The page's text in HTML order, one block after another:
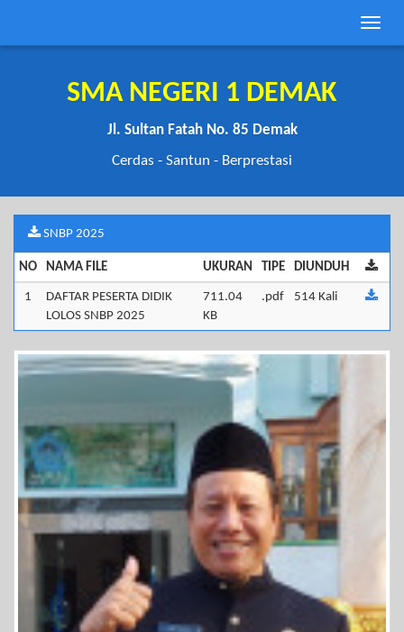
Toggle
SMA NEGERI 1 DEMAK
Jl. Sultan Fatah No. 85 Demak
Cerdas - Santun - Berprestasi
SNBP 2025
NO NAMA FILE UKURAN TIPE DIUNDUH
1
DAFTAR PESERTA DIDIK
LOLOS SNBP 2025
711.04
KB
.pdf 514 Kali